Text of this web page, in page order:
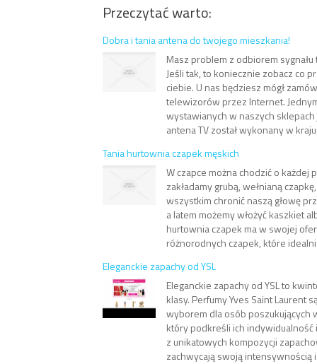
Przeczytać warto:
Dobra i tania antena do twojego mieszkania!
Masz problem z odbiorem
Jeśli tak, to koniecznie zobacz co
ciebie. U nas będziesz mógł
telewizorów przez Internet.
wystawianych w naszych sklepach
antena TV został wykonany w
Tania hurtownia czapek męskich
W czapce można chodzić o każdej
zakładamy grubą, wełnianą
wszystkim chronić naszą głowę
a latem możemy włożyć kaszkiet
hurtownia czapek ma w swojej
różnorodnych czapek, które
Eleganckie zapachy od YSL
Eleganckie zapachy od YSL to
klasy. Perfumy Yves Saint Laurent
wyborem dla osób poszukujących
który podkreśli ich indywidualność
z unikatowych kompozycji
zachwycają swoją intensywnością i